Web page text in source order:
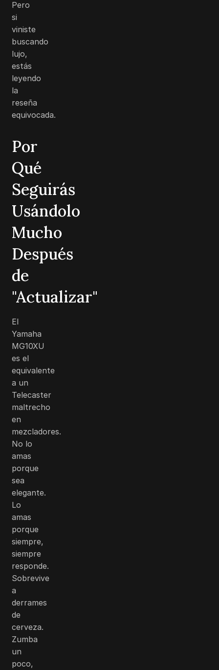
Pero
si
viniste
buscando
lujo,
estás
leyendo
la
reseña
equivocada.
Por
Qué
Seguirás
Usándolo
Mucho
Después
de
"Actualizar"
El
Yamaha
MG10XU
es el
equivalente
a un
Telecaster
maltrecho
en
mezcladores.
No lo
amas
porque
sea
elegante.
Lo
amas
porque
siempre,
siempre
responde.
Sobrevive
a
derrames
de
cerveza.
Zumba
un
poco,